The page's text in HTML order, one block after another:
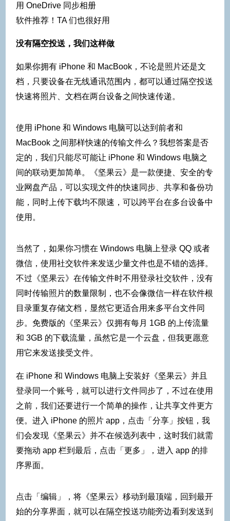
用 OneDrive 同步相册
软件推荐！TA 们也很好用
没有隔空投送，我们这样做
如果你拥有 iPhone 和 MacBook，不论是照片还是文
档，只要设备在无线通讯范围内，都可以通过隔空投送
快速将照片、文档在两台设备之间快速传递。
使用 iPhone 和 Windows 电脑可以达到前者和
MacBook 之间那样快速的传输文件么？我想答案是否
定的，我们只能尽可能让 iPhone 和 Windows 电脑之
间的联动更加简单。《坚果云》是一款便捷、安全的专
业网盘产品，可以实现文件的快速同步、共享和备份功
能，同时上传下载均不限速，可以跨平台在多台设备中
使用。
当然了，如果你习惯在 Windows 电脑上登录 QQ 或者
微信，使用社交软件来发送少量文件也是不错的选择。
不过《坚果云》在传输文件时不用登录社交软件，没有
同时传输照片的数量限制，也不会像微信一样在软件根
目录重复存储文档，显然它更适合用来多平台文件同
步。免费版的《坚果云》仅拥有每月 1GB 的上传流量
和 3GB 的下载流量，虽然它是一个云盘，但我更愿意
用它来发送接受文件。
在 iPhone 和 Windows 电脑上安装好《坚果云》并且
登录同一个账号，就可以进行文件同步了，不过在使用
之前，我们还要进行一个简单的操作，让共享文件更方
便。进入 iPhone 的照片 app，点击「分享」按钮，我
们会发现《坚果云》并不在候选列表中，这时我们就需
要拖动 app 栏到最后，点击「更多」，进入 app 的排
序界面。
点击「编辑」，将《坚果云》移动到最顶端，回到最开
始的分享界面，就可以在隔空投送功能旁边看到发送到